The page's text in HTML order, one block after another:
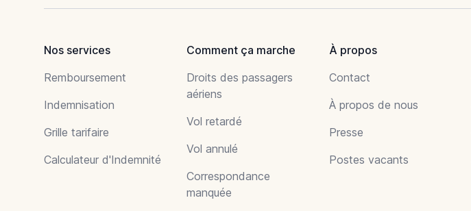
Nos services
Remboursement
Indemnisation
Grille tarifaire
Calculateur d'Indemnité
Comment ça marche
Droits des passagers
aériens
Vol retardé
Vol annulé
Correspondance
manquée
À propos
Contact
À propos de nous
Presse
Postes vacants